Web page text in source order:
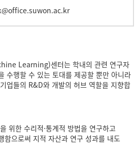
Learning)센터는 학내의 관련 연구자
수행할 수 있는 토대를 제공할 뿐만 아니라
업들의 R&D와 개발의 허브 역할을 지향합
위한 수리적·통계적 방법을 연구하고
함으로써 지적 자산과 연구 성과를 내도